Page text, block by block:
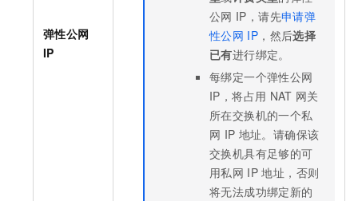
弹性公网
IP
公网 IP，请先申请弹
性公网 IP ，然后选择
已有进行绑定。
每绑定一个弹性公网
IP，将占用 NAT 网关
所在交换机的一个私
网 IP 地址。请确保该
交换机具有足够的可
用私网 IP 地址，否则
将无法成功绑定新的